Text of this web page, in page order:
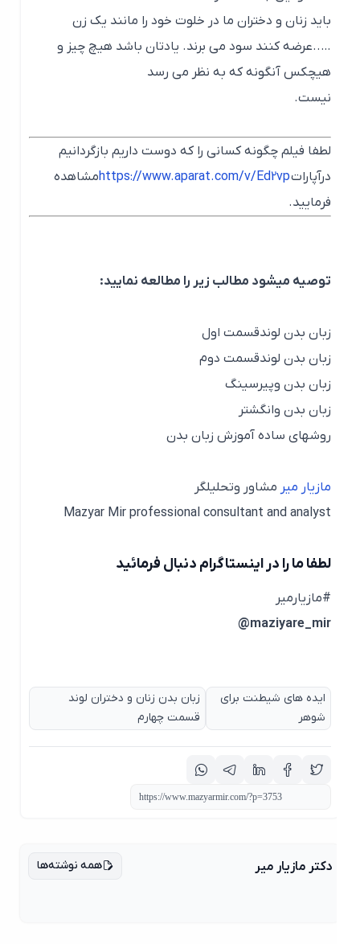
باید زنان و دختران ما در خلوت خود را مانند یک زن
…..عرضه کنند سود می برند. یادتان باشد هیچ چیز و
هیچکس آنگونه که به نظر می رسد
نیست.
لطفا فیلم چگونه کسانی را که دوست داریم بازگردانیم
درآپاراتhttps://www.aparat.com/v/Ed2vpمشاهده
فرمایید.
توصیه میشود مطالب زیر را مطالعه نمایید:
زبان بدن لوندقسمت اول
زبان بدن لوندقسمت دوم
زبان بدن وپیرسینگ
زبان بدن وانگشتر
روشهای ساده آموزش زبان بدن
مازیار میر مشاور وتحلیلگر
Mazyar Mir professional consultant and analyst
لطفا ما را در اینستاگرام دنبال فرمائید
#مازیارمیر
maziyare_mir@
ایده های شیطنت برای
شوهر
زبان بدن زنان و دختران لوند
قسمت چهارم
دکتر مازیار میر همه نوشته‌ها